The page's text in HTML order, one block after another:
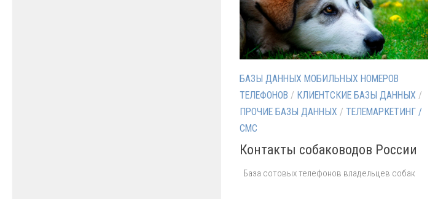
БАЗЫ ДАННЫХ МОБИЛЬНЫХ НОМЕРОВ
ТЕЛЕФОНОВ / КЛИЕНТСКИЕ БАЗЫ ДАННЫХ /
ПРОЧИЕ БАЗЫ ДАННЫХ / ТЕЛЕМАРКЕТИНГ /
СМС
Контакты собаководов России
База сотовых телефонов владельцев собак